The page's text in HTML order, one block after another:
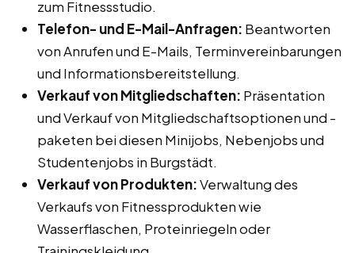
zum Fitnessstudio.
Telefon- und E-Mail-Anfragen: Beantworten
von Anrufen und E-Mails, Terminvereinbarungen
und Informationsbereitstellung.
Verkauf von Mitgliedschaften: Präsentation
und Verkauf von Mitgliedschaftsoptionen und -
paketen bei diesen Minijobs, Nebenjobs und
Studentenjobs in Burgstädt.
Verkauf von Produkten:Verwaltung des
Verkaufs von Fitnessprodukten wie
Wasserflaschen, Proteinriegeln oder